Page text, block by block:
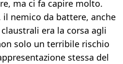
ma ci fa capire molto.
il nemico da battere, anche
era la corsa agli
solo un terribile rischio
stessa del